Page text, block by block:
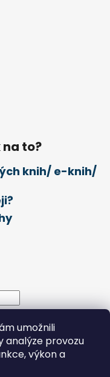
umožnili
analýze provozu
výkon a
to?
knih/ e-knih/